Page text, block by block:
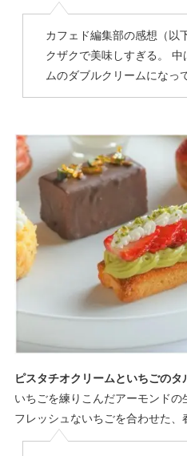
カフェド編集部の感想（以
クザクで美味しすぎる。
ムのダブルクリームになっ
ピスタチオクリームといちごのタ
いちごを練りこんだアーモンドの
フレッシュないちごを合わせた、